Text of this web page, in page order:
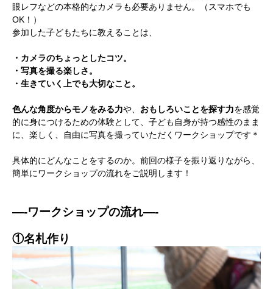
眼レフなどの本格的なカメラも必要ありません。（スマホでも
OK！）
参加した子どもたちに教えることは、
・カメラのちょっとしたコツ。
・写真を撮る楽しさ。
・生きていく上でも大切なこと。
色んな角度からモノをみる力や、 おもしろいことを探す力を感覚
的に身につけるための体験として、子ども自身が持つ感性のまま
に、楽しく、自由に写真を撮っていただくワークショップです＊
具体的にどんなことをするのか。前回の様子を振り返りながら、
簡単にワークショップの流れをご説明します！
—-ワークショップの流れ—-
①名札作り